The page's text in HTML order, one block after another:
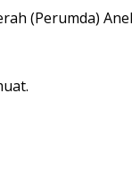
(Perumda)